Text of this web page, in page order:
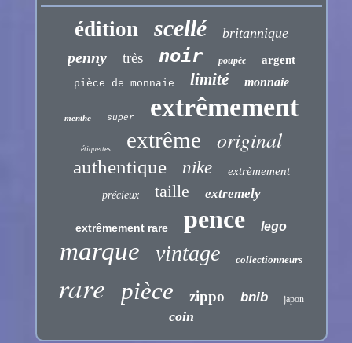
édition scellé britannique
penny très noir poupée argent
pièce de monnaie limité monnaie
menthe super extrêmement
étiquettes extrême original
authentique nike extrèmement
précieux taille extremely
extrêmement rare pence lego
marque vintage collectionneurs
rare pièce zippo bnib japon
coin